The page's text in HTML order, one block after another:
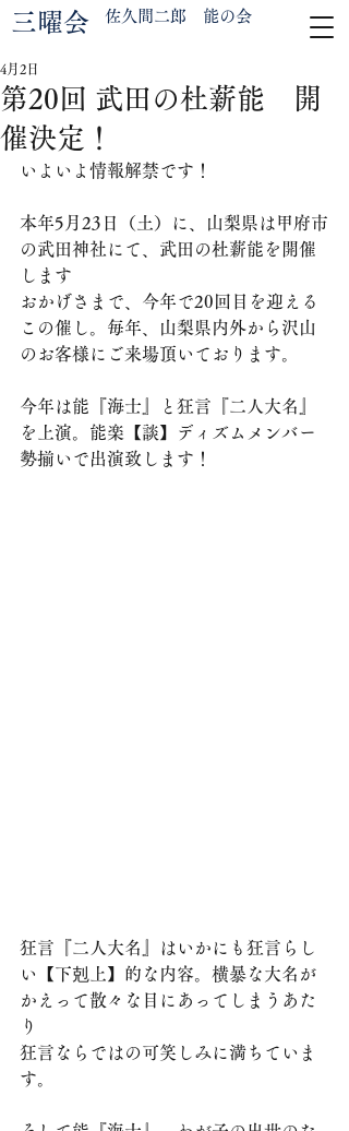
三曜会 佐久間二郎 能の会
第20回 武田の杜薪能 開
催決定！
4月2日
いよいよ情報解禁です！
本年5月23日（土）に、山梨県は甲府市
の武田神社にて、武田の杜薪能を開催
します
おかげさまで、今年で20回目を迎える
この催し。毎年、山梨県内外から沢山
のお客様にご来場頂いております。
今年は能『海士』と狂言『二人大名』
を上演。能楽【談】ディズムメンバー
勢揃いで出演致します！
狂言『二人大名』はいかにも狂言らし
い【下剋上】的な内容。横暴な大名が
かえって散々な目にあってしまうあた
り
狂言ならではの可笑しみに満ちていま
す。